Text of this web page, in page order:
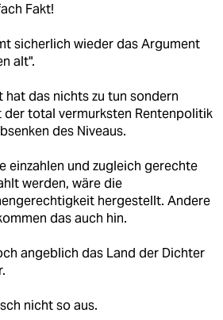
Fakt!
sicherlich wieder das Argument
alt".
hat das nichts zu tun sondern
der total vermurksten Rentenpolitik
des Niveaus.
einzahlen und zugleich gerechte
werden, wäre die
hergestellt. Andere
das auch hin.
angeblich das Land der Dichter
nicht so aus.